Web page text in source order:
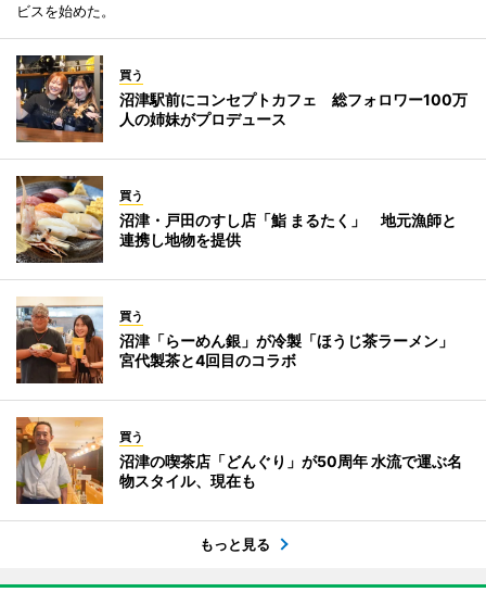
ビスを始めた。
買う
沼津駅前にコンセプトカフェ 総フォロワー100万
人の姉妹がプロデュース
買う
沼津・戸田のすし店「鮨 まるたく」 地元漁師と
連携し地物を提供
買う
沼津「らーめん銀」が冷製「ほうじ茶ラーメン」
宮代製茶と4回目のコラボ
買う
沼津の喫茶店「どんぐり」が50周年 水流で運ぶ名
物スタイル、現在も
もっと見る